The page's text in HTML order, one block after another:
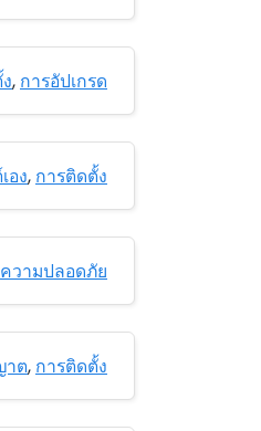
, การอัปเกรด
อง, การติดตั้ง
ความปลอดภัย
าต, การติดตั้ง